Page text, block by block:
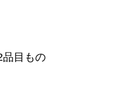
品目もの